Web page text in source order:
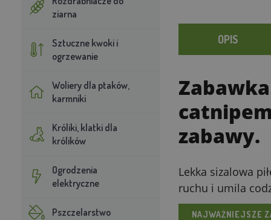
ziarna
Sztuczne kwoki i
ogrzewanie
Woliery dla ptaków,
karmniki
Króliki, klatki dla
królików
Ogrodzenia
elektryczne
Pszczelarstwo
OPIS
zabawy.
Lekka sizalowa
ruchu i umila
NAJWAŻNIEJSZE